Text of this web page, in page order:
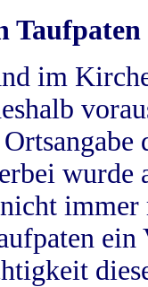
Taufpaten
im
wurde